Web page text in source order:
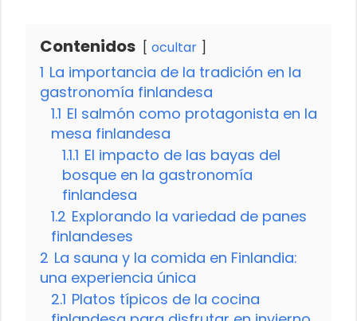
Contenidos ocultar
1 La importancia de la tradición en la
gastronomía finlandesa
1.1 El salmón como protagonista en la
mesa finlandesa
1.1.1 El impacto de las bayas del
bosque en la gastronomía
finlandesa
1.2 Explorando la variedad de panes
finlandeses
2 La sauna y la comida en Finlandia:
una experiencia única
2.1 Platos típicos de la cocina